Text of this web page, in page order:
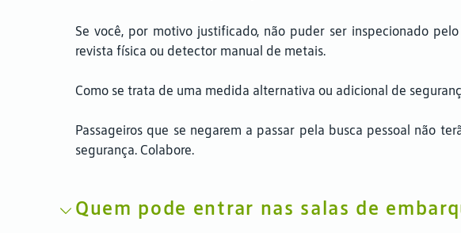
Se você, por motivo justificado, não puder ser inspecionado
revista física ou detector manual de metais.
Como se trata de uma medida alternativa ou adicional de
Passageiros que se negarem a passar pela busca pessoal não
segurança. Colabore.
Quem pode entrar nas salas de